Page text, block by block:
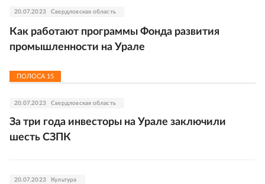
20.07.2023 Свердловская область
Как работают программы Фонда развития
промышленности на Урале
ПОЛОСА 15
20.07.2023 Свердловская область
За три года инвесторы на Урале заключили
шесть СЗПК
20.07.2023 Культура